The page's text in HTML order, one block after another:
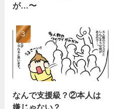
が…〜
なんで支援級？②本人は
嫌じゃない？